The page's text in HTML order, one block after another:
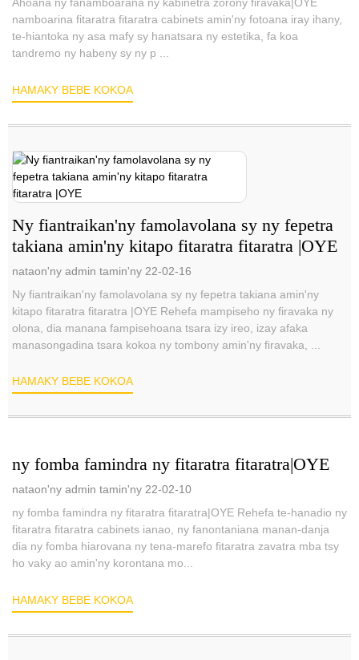
namboarina fitaratra fitaratra cabinets amin'ny fotoana iray ihany,
te-hiantoka ny asa mafy sy hanatsara ny estetika, fa koa
tandremo ny habeny sy ny p ...
HAMAKY BEBE KOKOA
Ny fiantraikan'ny famolavolana sy ny fepetra
takiana amin'ny kitapo fitaratra fitaratra |OYE
nataon'ny admin tamin'ny 22-02-16
Ny fiantraikan'ny famolavolana sy ny fepetra takiana amin'ny
kitapo fitaratra fitaratra |OYE Rehefa mampiseho ny firavaka ny
olona, ​​dia manana fampisehoana tsara izy ireo, izay afaka
manasongadina tsara kokoa ny tombony amin'ny firavaka, ...
HAMAKY BEBE KOKOA
ny fomba famindra ny fitaratra fitaratra|OYE
nataon'ny admin tamin'ny 22-02-10
ny fomba famindra ny fitaratra fitaratra|OYE Rehefa te-hanadio ny
fitaratra fitaratra cabinets ianao, ny fanontaniana manan-danja
dia ny fomba hiarovana ny tena-marefo fitaratra zavatra mba tsy
ho vaky ao amin'ny korontana mo...
HAMAKY BEBE KOKOA